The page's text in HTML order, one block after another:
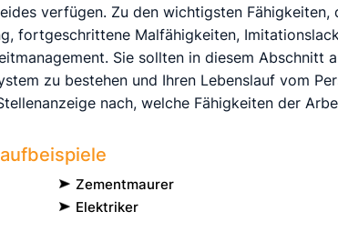
verfügen. Zu den wichtigsten
fortgeschrittene Malfähigkeiten,
Sie sollten in diesem Abschnitt
zu bestehen und Ihren Lebenslauf vom
nach, welche Fähigkeiten der
Zementmaurer
Elektriker